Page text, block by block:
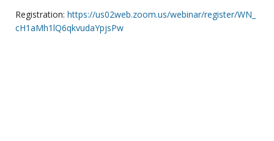
Registration: https://us02web.zoom.us/webinar/register/WN_
cH1aMh1lQ6qkvudaYpjsPw